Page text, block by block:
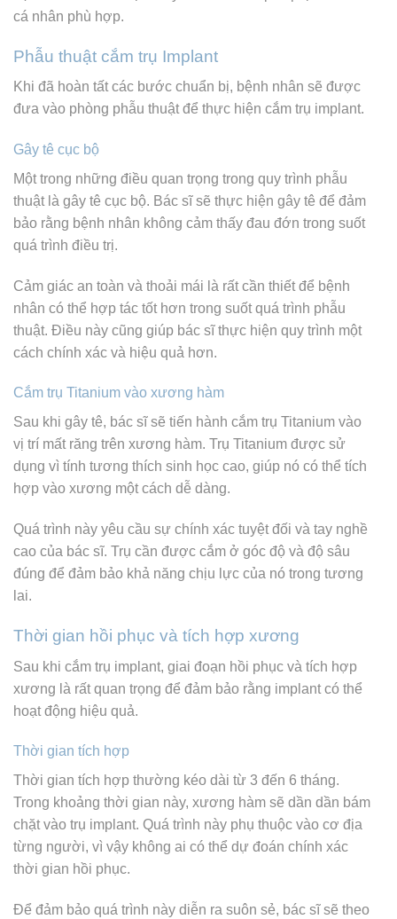
cá nhân phù hợp.
Phẫu thuật cắm trụ Implant
Khi đã hoàn tất các bước chuẩn bị, bệnh nhân sẽ được
đưa vào phòng phẫu thuật để thực hiện cắm trụ implant.
Gây tê cục bộ
Một trong những điều quan trọng trong quy trình phẫu
thuật là gây tê cục bộ. Bác sĩ sẽ thực hiện gây tê để đảm
bảo rằng bệnh nhân không cảm thấy đau đớn trong suốt
quá trình điều trị.
Cảm giác an toàn và thoải mái là rất cần thiết để bệnh
nhân có thể hợp tác tốt hơn trong suốt quá trình phẫu
thuật. Điều này cũng giúp bác sĩ thực hiện quy trình một
cách chính xác và hiệu quả hơn.
Cắm trụ Titanium vào xương hàm
Sau khi gây tê, bác sĩ sẽ tiến hành cắm trụ Titanium vào
vị trí mất răng trên xương hàm. Trụ Titanium được sử
dụng vì tính tương thích sinh học cao, giúp nó có thể tích
hợp vào xương một cách dễ dàng.
Quá trình này yêu cầu sự chính xác tuyệt đối và tay nghề
cao của bác sĩ. Trụ cần được cắm ở góc độ và độ sâu
đúng để đảm bảo khả năng chịu lực của nó trong tương
lai.
Thời gian hồi phục và tích hợp xương
Sau khi cắm trụ implant, giai đoạn hồi phục và tích hợp
xương là rất quan trọng để đảm bảo rằng implant có thể
hoạt động hiệu quả.
Thời gian tích hợp
Thời gian tích hợp thường kéo dài từ 3 đến 6 tháng.
Trong khoảng thời gian này, xương hàm sẽ dần dần bám
chặt vào trụ implant. Quá trình này phụ thuộc vào cơ địa
từng người, vì vậy không ai có thể dự đoán chính xác
thời gian hồi phục.
Để đảm bảo quá trình này diễn ra suôn sẻ, bác sĩ sẽ theo